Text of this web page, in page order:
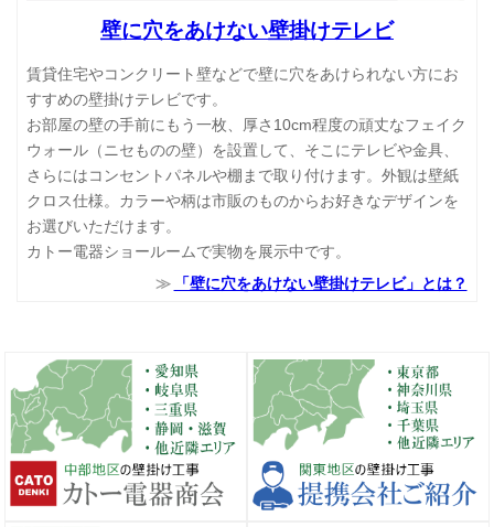
壁に穴をあけない壁掛けテレビ
賃貸住宅やコンクリート壁などで壁に穴をあけられない方にお
すすめの壁掛けテレビです。
お部屋の壁の手前にもう一枚、厚さ10cm程度の頑丈なフェイク
ウォール（ニセものの壁）を設置して、そこにテレビや金具、
さらにはコンセントパネルや棚まで取り付けます。外観は壁紙
クロス仕様。カラーや柄は市販のものからお好きなデザインを
お選びいただけます。
カトー電器ショールームで実物を展示中です。
「壁に穴をあけない壁掛けテレビ」とは？